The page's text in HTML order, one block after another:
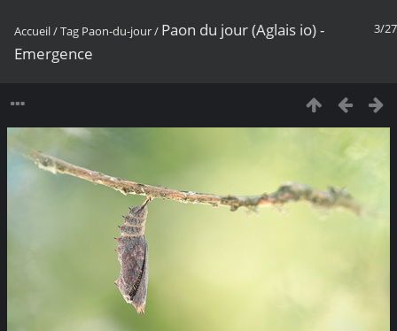
3/27
Accueil/Tag Paon-du-jour/ Paon du jour (Aglais io) -
Emergence